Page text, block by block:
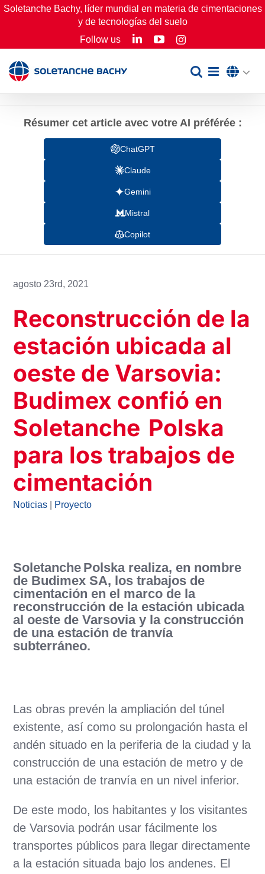
Skip
Soletanche Bachy, líder mundial en materia de cimentaciones
y de tecnologías del suelo
Follow us
LinkedInYouTubeInstagram
Résumer cet article avec votre AI préférée :
ChatGPT
Claude
Gemini
Mistral
Copilot
agosto 23rd, 2021
Reconstrucción de la
estación ubicada al
oeste de Varsovia:
Budimex confió en
Soletanche Polska
para los trabajos de
cimentación
Noticias Proyecto
Soletanche Polska realiza, en nombre
de Budimex SA, los trabajos de
cimentación en el marco de la
reconstrucción de la estación ubicada
al oeste de Varsovia y la construcción
de una estación de tranvía
subterráneo.
Las obras prevén la ampliación del túnel
existente, así como su prolongación hasta el
andén situado en la periferia de la ciudad y la
construcción de una estación de metro y de
una estación de tranvía en un nivel inferior.
De este modo, los habitantes y los visitantes
de Varsovia podrán usar fácilmente los
transportes públicos para llegar directamente
a la estación situada bajo los andenes. El